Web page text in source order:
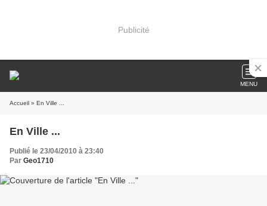
Publicité
MENU
Accueil » En Ville ...
En Ville ...
Publié le 23/04/2010 à 23:40
Par Geo1710